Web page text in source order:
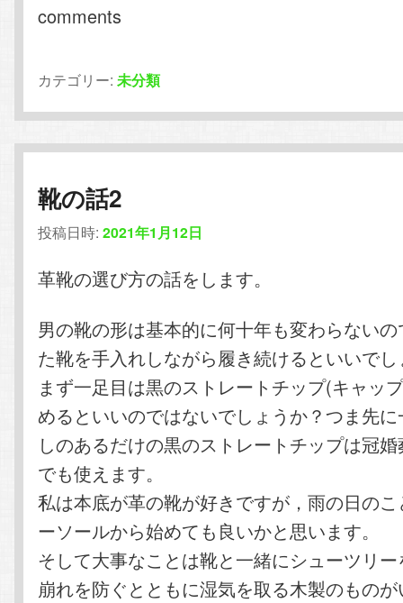
comments
カテゴリー: 未分類
靴の話2
投稿日時:2021年1月12日
革靴の選び方の話をします。
男の靴の形は基本的に何十年も変わらない
た靴を手入れしながら履き続けるといいで
まず一足目は黒のストレートチップ(キャッ
めるといいのではないでしょうか？つま先
しのあるだけの黒のストレートチップは冠
でも使えます。
私は本底が革の靴が好きですが，雨の日の
ーソールから始めても良いかと思います。
そして大事なことは靴と一緒にシューツリ
崩れを防ぐとともに湿気を取る木製のもの